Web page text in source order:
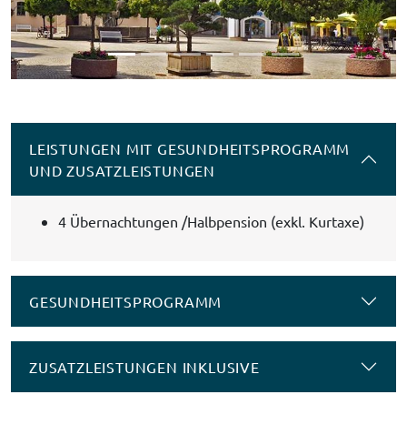
LEISTUNGEN MIT GESUNDHEITSPROGRAMM
UND ZUSATZLEISTUNGEN
4 Übernachtungen /Halbpension (exkl. Kurtaxe)
GESUNDHEITSPROGRAMM
ZUSATZLEISTUNGEN INKLUSIVE